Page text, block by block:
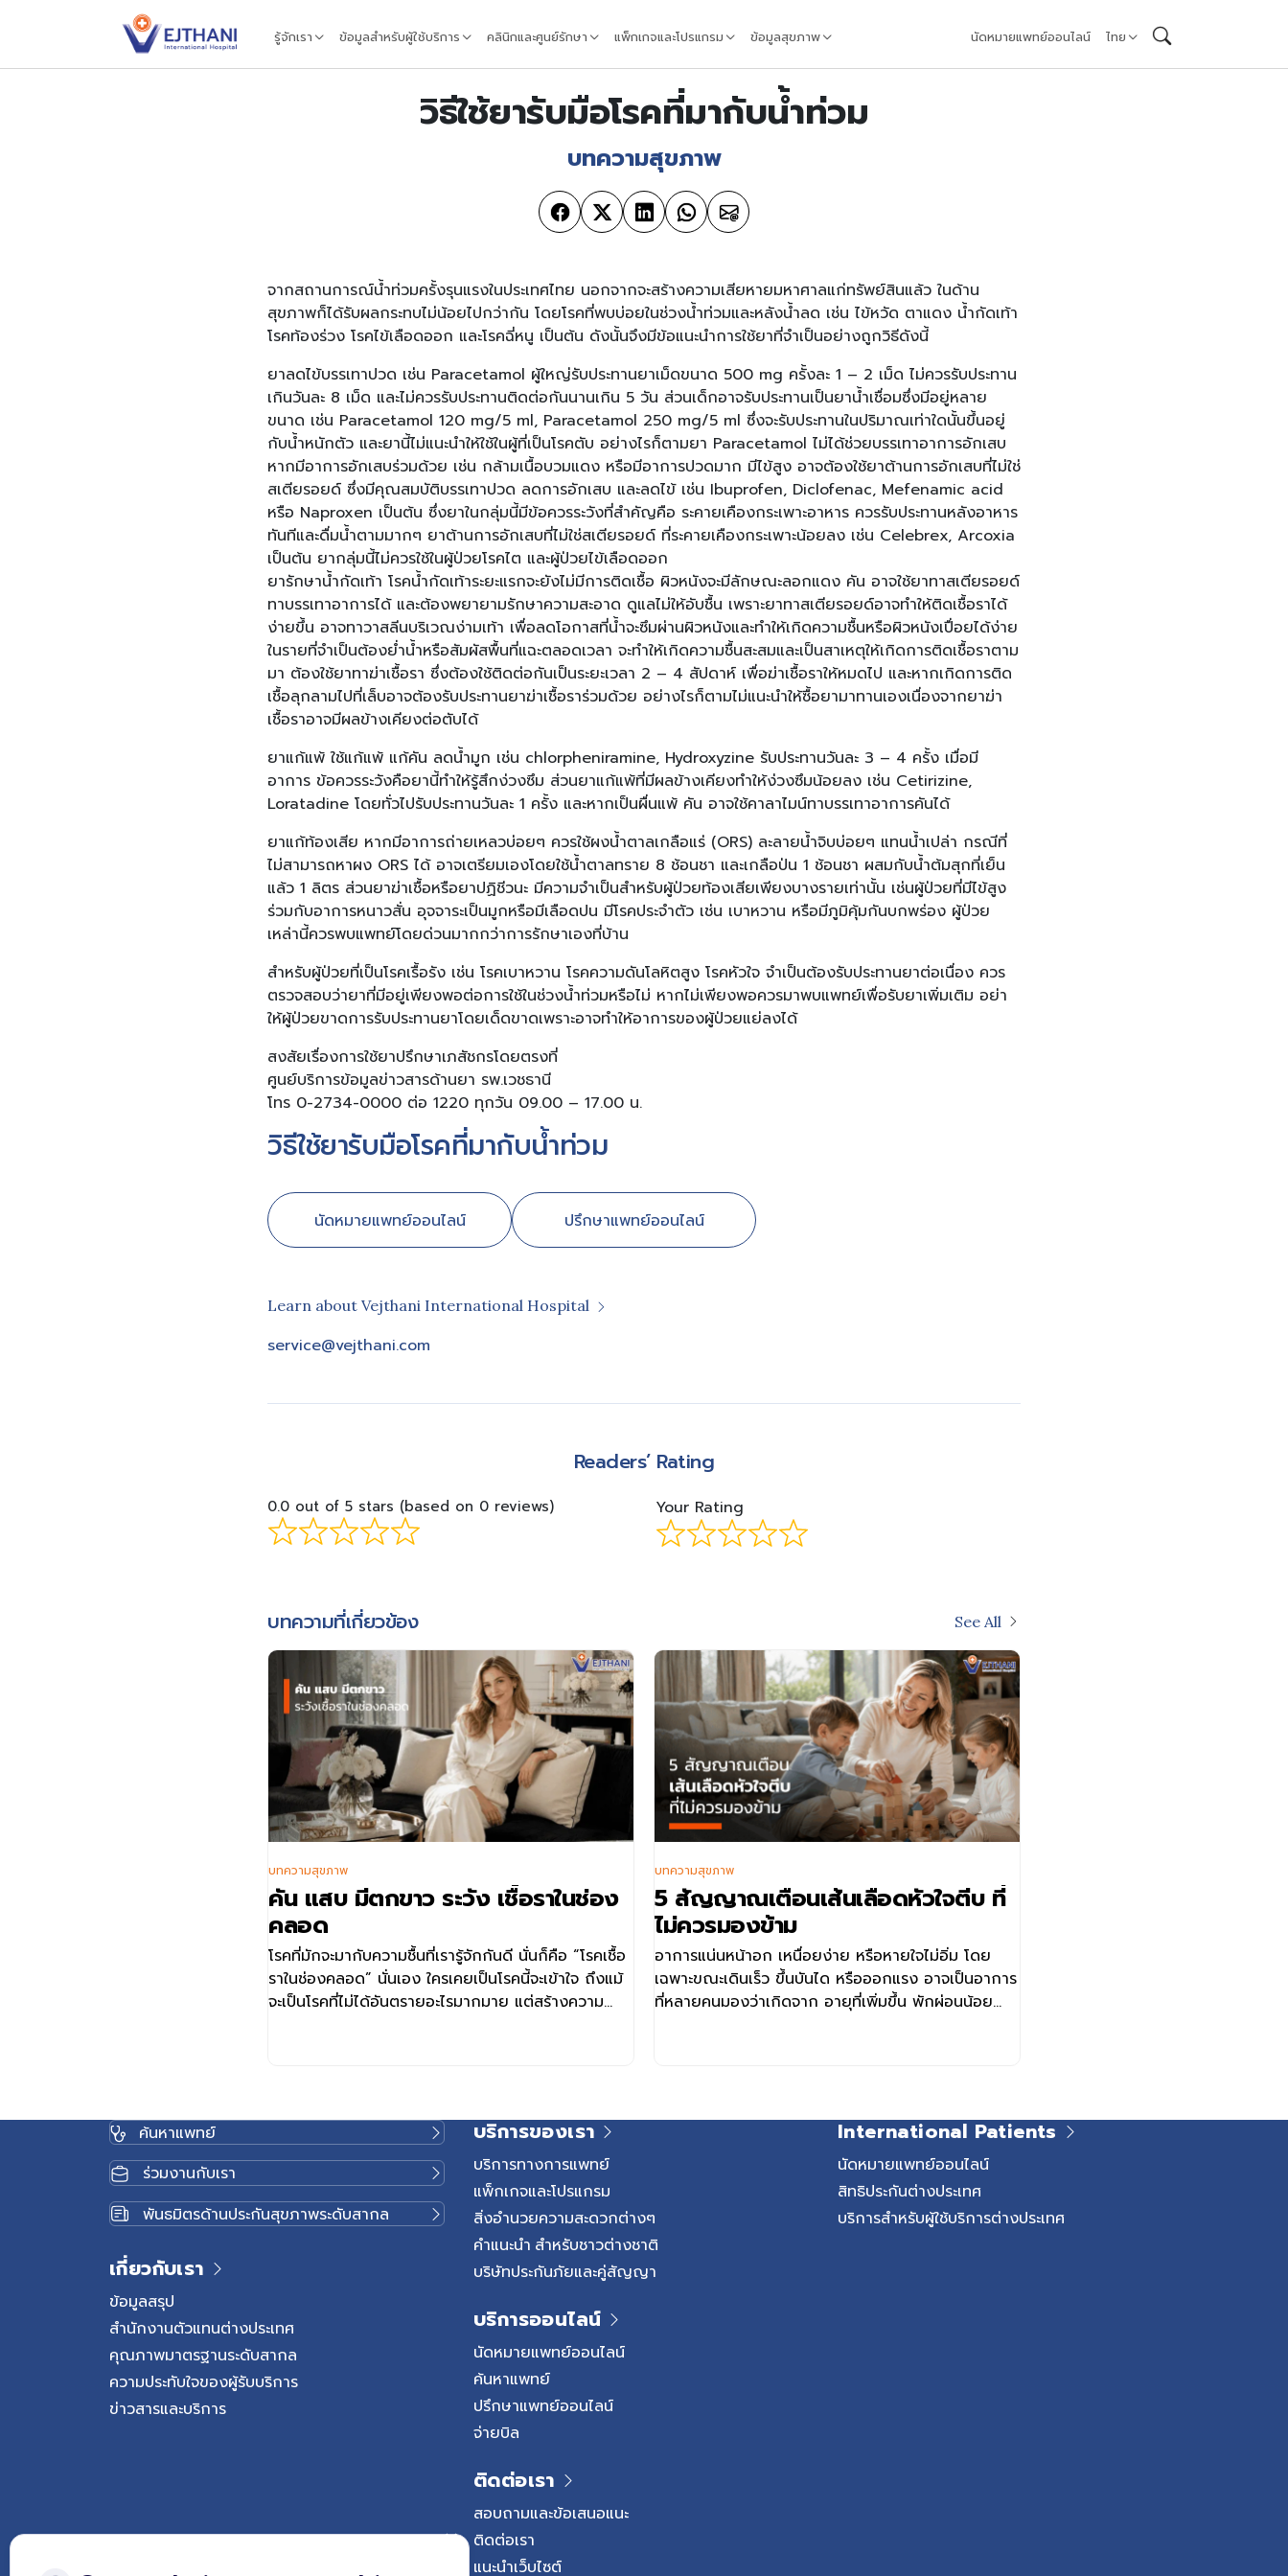
รู้จักเรา ข้อมูลสำหรับผู้ใช้บริการ คลินิกและศูนย์รักษา แพ็กเกจและโปรแกรม ข้อมูลสุขภาพ นัดหมายแพทย์ออนไลน์ ไทย
วิธีใช้ยารับมือโรคที่มากับน้ำท่วม
บทความสุขภาพ
จากสถานการณ์น้ำท่วมครั้งรุนแรงในประเทศไทย นอกจากจะสร้างความเสียหายมหาศาลแก่ทรัพย์สินแล้ว ในด้าน
สุขภาพก็ได้รับผลกระทบไม่น้อยไปกว่ากัน โดยโรคที่พบบ่อยในช่วงน้ำท่วมและหลังน้ำลด เช่น ไข้หวัด ตาแดง น้ำกัดเท้า
โรคท้องร่วง โรคไข้เลือดออก และโรคฉี่หนู เป็นต้น ดังนั้นจึงมีข้อแนะนำการใช้ยาที่จำเป็นอย่างถูกวิธีดังนี้
ยาลดไข้บรรเทาปวด เช่น Paracetamol ผู้ใหญ่รับประทานยาเม็ดขนาด 500 mg ครั้งละ 1 – 2 เม็ด ไม่ควรรับประทาน
เกินวันละ 8 เม็ด และไม่ควรรับประทานติดต่อกันนานเกิน 5 วัน ส่วนเด็กอาจรับประทานเป็นยาน้ำเชื่อมซึ่งมีอยู่หลาย
ขนาด เช่น Paracetamol 120 mg/5 ml, Paracetamol 250 mg/5 ml ซึ่งจะรับประทานในปริมาณเท่าใดนั้นขึ้นอยู่
กับน้ำหนักตัว และยานี้ไม่แนะนำให้ใช้ในผู้ที่เป็นโรคตับ อย่างไรก็ตามยา Paracetamol ไม่ได้ช่วยบรรเทาอาการอักเสบ
หากมีอาการอักเสบร่วมด้วย เช่น กล้ามเนื้อบวมแดง หรือมีอาการปวดมาก มีไข้สูง อาจต้องใช้ยาต้านการอักเสบที่ไม่ใช่
สเตียรอยด์ ซึ่งมีคุณสมบัติบรรเทาปวด ลดการอักเสบ และลดไข้ เช่น Ibuprofen, Diclofenac, Mefenamic acid
หรือ Naproxen เป็นต้น ซึ่งยาในกลุ่มนี้มีข้อควรระวังที่สำคัญคือ ระคายเคืองกระเพาะอาหาร ควรรับประทานหลังอาหาร
ทันทีและดื่มน้ำตามมากๆ ยาต้านการอักเสบที่ไม่ใช่สเตียรอยด์ ที่ระคายเคืองกระเพาะน้อยลง เช่น Celebrex, Arcoxia
เป็นต้น ยากลุ่มนี้ไม่ควรใช้ในผู้ป่วยโรคไต และผู้ป่วยไข้เลือดออก
ยารักษาน้ำกัดเท้า โรคน้ำกัดเท้าระยะแรกจะยังไม่มีการติดเชื้อ ผิวหนังจะมีลักษณะลอกแดง คัน อาจใช้ยาทาสเตียรอยด์
ทาบรรเทาอาการได้ และต้องพยายามรักษาความสะอาด ดูแลไม่ให้อับชื้น เพราะยาทาสเตียรอยด์อาจทำให้ติดเชื้อราได้
ง่ายขึ้น อาจทาวาสลีนบริเวณง่ามเท้า เพื่อลดโอกาสที่น้ำจะซึมผ่านผิวหนังและทำให้เกิดความชื้นหรือผิวหนังเปื่อยได้ง่าย
ในรายที่จำเป็นต้องย่ำน้ำหรือสัมผัสพื้นที่แฉะตลอดเวลา จะทำให้เกิดความชื้นสะสมและเป็นสาเหตุให้เกิดการติดเชื้อราตาม
มา ต้องใช้ยาทาฆ่าเชื้อรา ซึ่งต้องใช้ติดต่อกันเป็นระยะเวลา 2 – 4 สัปดาห์ เพื่อฆ่าเชื้อราให้หมดไป และหากเกิดการติด
เชื้อลุกลามไปที่เล็บอาจต้องรับประทานยาฆ่าเชื้อราร่วมด้วย อย่างไรก็ตามไม่แนะนำให้ซื้อยามาทานเองเนื่องจากยาฆ่า
เชื้อราอาจมีผลข้างเคียงต่อตับได้
ยาแก้แพ้ ใช้แก้แพ้ แก้คัน ลดน้ำมูก เช่น chlorpheniramine, Hydroxyzine รับประทานวันละ 3 – 4 ครั้ง เมื่อมี
อาการ ข้อควรระวังคือยานี้ทำให้รู้สึกง่วงซึม ส่วนยาแก้แพ้ที่มีผลข้างเคียงทำให้ง่วงซึมน้อยลง เช่น Cetirizine,
Loratadine โดยทั่วไปรับประทานวันละ 1 ครั้ง และหากเป็นผื่นแพ้ คัน อาจใช้คาลาไมน์ทาบรรเทาอาการคันได้
ยาแก้ท้องเสีย หากมีอาการถ่ายเหลวบ่อยๆ ควรใช้ผงน้ำตาลเกลือแร่ (ORS) ละลายน้ำจิบบ่อยๆ แทนน้ำเปล่า กรณีที่
ไม่สามารถหาผง ORS ได้ อาจเตรียมเองโดยใช้น้ำตาลทราย 8 ช้อนชา และเกลือป่น 1 ช้อนชา ผสมกับน้ำต้มสุกที่เย็น
แล้ว 1 ลิตร ส่วนยาฆ่าเชื้อหรือยาปฏิชีวนะ มีความจำเป็นสำหรับผู้ป่วยท้องเสียเพียงบางรายเท่านั้น เช่นผู้ป่วยที่มีไข้สูง
ร่วมกับอาการหนาวสั่น อุจจาระเป็นมูกหรือมีเลือดปน มีโรคประจำตัว เช่น เบาหวาน หรือมีภูมิคุ้มกันบกพร่อง ผู้ป่วย
เหล่านี้ควรพบแพทย์โดยด่วนมากกว่าการรักษาเองที่บ้าน
สำหรับผู้ป่วยที่เป็นโรคเรื้อรัง เช่น โรคเบาหวาน โรคความดันโลหิตสูง โรคหัวใจ จำเป็นต้องรับประทานยาต่อเนื่อง ควร
ตรวจสอบว่ายาที่มีอยู่เพียงพอต่อการใช้ในช่วงน้ำท่วมหรือไม่ หากไม่เพียงพอควรมาพบแพทย์เพื่อรับยาเพิ่มเติม อย่า
ให้ผู้ป่วยขาดการรับประทานยาโดยเด็ดขาดเพราะอาจทำให้อาการของผู้ป่วยแย่ลงได้
สงสัยเรื่องการใช้ยาปรึกษาเภสัชกรโดยตรงที่
ศูนย์บริการข้อมูลข่าวสารด้านยา รพ.เวชธานี
โทร 0-2734-0000 ต่อ 1220 ทุกวัน 09.00 – 17.00 น.
วิธีใช้ยารับมือโรคที่มากับน้ำท่วม
นัดหมายแพทย์ออนไลน์ ปรึกษาแพทย์ออนไลน์
Learn about Vejthani International Hospital
service@vejthani.com
Readers’ Rating
0.0 out of 5 stars (based on 0 reviews) Your Rating
บทความที่เกี่ยวข้อง See All
คัน แสบ มีตกขาว ระวัง เชื้อราในช่อง
คลอด
โรคที่มักจะมากับความชื้นที่เรารู้จักกันดี นั่นก็คือ “โรคเชื้อ
ราในช่องคลอด” นั่นเอง ใครเคยเป็นโรคนี้จะเข้าใจ ถึงแม้
จะเป็นโรคที่ไม่ได้อันตรายอะไรมากมาย แต่สร้างความ
บทความสุขภาพ
5 สัญญาณเตือนเส้นเลือดหัวใจตีบ ที่
ไม่ควรมองข้าม
อาการแน่นหน้าอก เหนื่อยง่าย หรือหายใจไม่อิ่ม โดย
เฉพาะขณะเดินเร็ว ขึ้นบันได หรือออกแรง อาจเป็นอาการ
ที่หลายคนมองว่าเกิดจาก อายุที่เพิ่มขึ้น พักผ่อนน้อย
สุขภาพหัวใจได้อย่างเหมาะสม เส้นเลือดหัวใจตีบ คืออะไร
เส้นเลือดหัวใจตีบ หรือโรคหลอดเลือดหัวใจตีบ
(Coronary Artery Disease: CAD) คือ ภาวะที่หลอด
เลือดหัวใจซึ่งทำหน้าที่นำเลือดและออกซิเจนไปเลี้ยงกล้าม
เนื้อหัวใจเกิดการตีบแคบลง ส่งผลให้เลือดไปเลี้ยงหัวใจได้
ไม่เพียงพอ โดยเฉพาะในช่วงที่หัวใจต้องการออกซิเจน
มากขึ้น เช่น ขณะออกกำลังกาย เดินเร็ว หรือทำกิจกรรม
ที่ใช้แรง โดยสาเหตุหลัก ๆ เกิดจากภาวะหลอดเลือดแดง
บทความสุขภาพ
ค้นหาแพทย์
ร่วมงานกับเรา
พันธมิตรด้านประกันสุขภาพระดับสากล
เกี่ยวกับเรา
ข้อมูลสรุป
สำนักงานตัวแทนต่างประเทศ
คุณภาพมาตรฐานระดับสากล
ความประทับใจของผู้รับบริการ
ข่าวสารและบริการ
บริการของเรา
บริการทางการแพทย์
แพ็กเกจและโปรแกรม
สิ่งอำนวยความสะดวกต่างๆ
คำแนะนำ สำหรับชาวต่างชาติ
บริษัทประกันภัยและคู่สัญญา
บริการออนไลน์
นัดหมายแพทย์ออนไลน์
ค้นหาแพทย์
ปรึกษาแพทย์ออนไลน์
จ่ายบิล
ติดต่อเรา
สอบถามและข้อเสนอแนะ
ติดต่อเรา
แนะนำเว็บไซต์
International Patients
นัดหมายแพทย์ออนไลน์
สิทธิประกันต่างประเทศ
บริการสำหรับผู้ใช้บริการต่างประเทศ